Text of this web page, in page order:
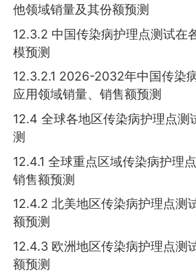
他领域销量及其份额预测
12.3.2 中国传染病护理点测试在
模预测
12.3.2.1 2026-2032年中国传染
应用领域销量、销售额预测
12.4 全球各地区传染病护理点测
测
12.4.1 全球重点区域传染病护理
销售额预测
12.4.2 北美地区传染病护理点测
额预测
12.4.3 欧洲地区传染病护理点测
额预测